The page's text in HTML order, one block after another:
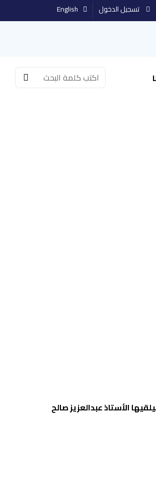
English تسجيل الدخول
الأستاذ عبدالعزيز صالح